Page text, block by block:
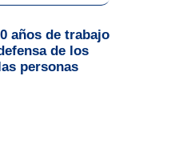
años de trabajo
de los
personas